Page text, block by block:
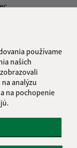
používame
našich
analýzu
na pochopenie